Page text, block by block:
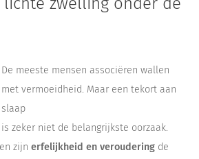
De meeste mensen associëren wallen
met vermoeidheid. Maar een tekort aan
slaap
is zeker niet de belangrijkste oorzaak.
zijn erfelijkheid en veroudering de